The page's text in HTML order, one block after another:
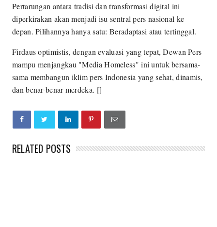
Pertarungan antara tradisi dan transformasi digital ini
diperkirakan akan menjadi isu sentral pers nasional ke
depan. Pilihannya hanya satu: Beradaptasi atau tertinggal.
Firdaus optimistis, dengan evaluasi yang tepat, Dewan Pers
mampu menjangkau "Media Homeless" ini untuk bersama-
sama membangun iklim pers Indonesia yang sehat, dinamis,
dan benar-benar merdeka. []
RELATED POSTS